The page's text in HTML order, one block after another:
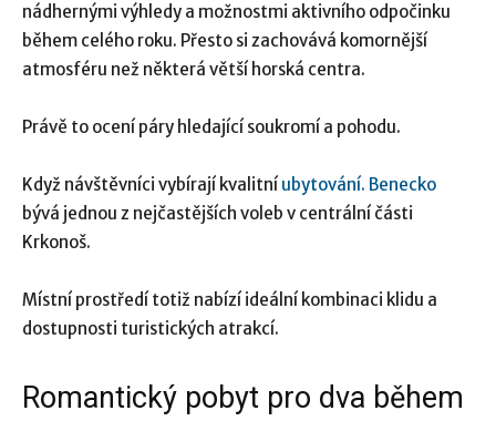
nádhernými výhledy a možnostmi aktivního odpočinku
během celého roku. Přesto si zachovává komornější
atmosféru než některá větší horská centra.
Právě to ocení páry hledající soukromí a pohodu.
Když návštěvníci vybírají kvalitní ubytování. Benecko
bývá jednou z nejčastějších voleb v centrální části
Krkonoš.
Místní prostředí totiž nabízí ideální kombinaci klidu a
dostupnosti turistických atrakcí.
Romantický pobyt pro dva během